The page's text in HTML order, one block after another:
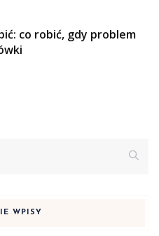
co robić, gdy problem
WPISY